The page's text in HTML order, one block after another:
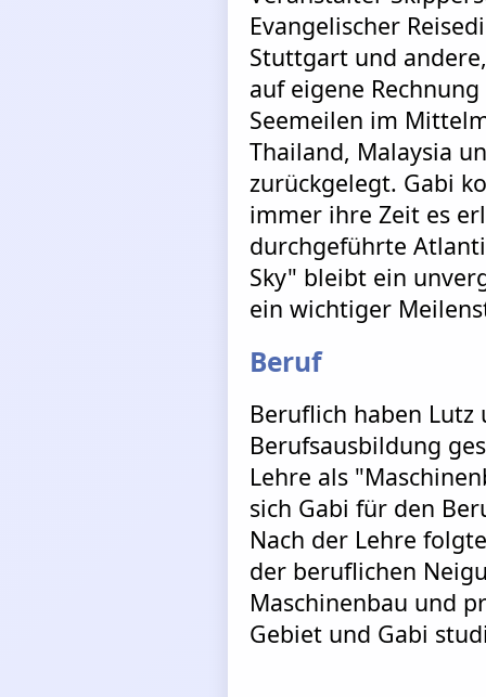
Evangelischer
Stuttgart und
auf eigene Rechnung
Seemeilen im
Thailand, Malaysia
zurückgelegt. Gabi
immer ihre Zeit es
durchgeführte
Sky" bleibt ein
ein wichtiger
Beruf
Beruflich haben
Berufsausbildung
Lehre als
sich Gabi für den
Nach der Lehre
der beruflichen
Maschinenbau und
Gebiet und Gabi